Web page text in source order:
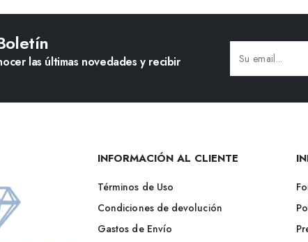
las últimas novedades y recibir
INFORMACIÓN AL CLIENTE
Términos de Uso
Condiciones de devolución
Gastos de Envío